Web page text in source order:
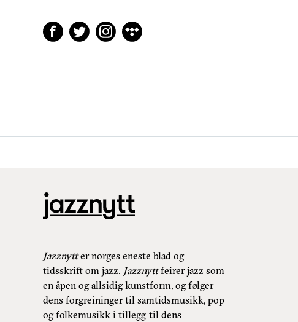
Jazznytter norges eneste blad og
tidsskrift om jazz. Jazznyttfeirer jazz som
en åpen og allsidig kunstform, og følger
dens forgreininger til samtidsmusikk, pop
og folkemusikk i tillegg til dens